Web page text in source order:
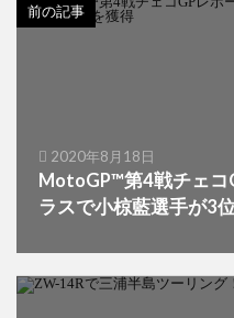
前の記事
2020年8月18日
MotoGP™第4戦チェ
ラスで小椋藍選手が3